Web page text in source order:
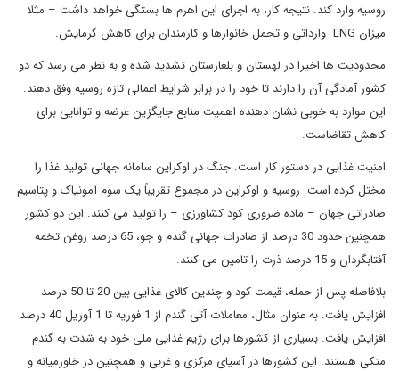
روسیه وارد کند. نتیجه کار، به اجرای این اهرم ها بستگی خواهد داشت – مثلا
میزان LNG وارداتی و تحمل خانوارها و کارمندان برای کاهش گرمایش.
محدودیت ها اخیرا در لهستان و بلغارستان تشدید شده و به نظر می رسد که دو
کشور آمادگی آن را دارند تا خود را در برابر شرایط اعمالی تازه روسیه وفق دهند.
این موارد به خوبی نشان دهنده اهمیت منابع جایگزین عرضه و توانایی برای
کاهش تقاضاست.
امنیت غذایی در دستور کار است. جنگ در اوکراین سامانه جهانی تولید غذا را
مختل کرده است. روسیه و اوکراین در مجموع تقریباً یک سوم آمونیاک و پتاسیم
صادراتی جهان – ماده ضروری کود کشاورزی – را تولید می کنند. این دو کشور
همچنین حدود 30 درصد از صادرات جهانی گندم و جو، 65 درصد روغن تخمه
آفتابگردان و 15 درصد ذرت را تامین می کنند.
بلافاصله پس از حمله، قیمت کود و چندین کالای غذایی بین 20 تا 50 درصد
افزایش یافت. به عنوان مثال، معاملات آتی گندم از 1 فوریه تا 1 آوریل 40 درصد
افزایش یافت. بسیاری از کشورها برای رژیم غذایی ملی خود به شدت به گندم
متکی هستند. این کشورها در آسیای مرکزی و غربی و همچنین در خاورمیانه و